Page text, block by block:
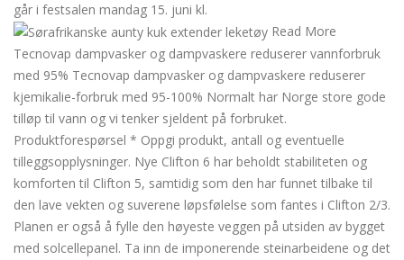
går i festsalen mandag 15. juni kl.
Read More
Tecnovap dampvasker og dampvaskere reduserer vannforbruk
med 95% Tecnovap dampvasker og dampvaskere reduserer
kjemikalie-forbruk med 95-100% Normalt har Norge store gode
tilløp til vann og vi tenker sjeldent på forbruket.
Produktforespørsel * Oppgi produkt, antall og eventuelle
tilleggsopplysninger. Nye Clifton 6 har beholdt stabiliteten og
komforten til Clifton 5, samtidig som den har funnet tilbake til
den lave vekten og suverene løpsfølelse som fantes i Clifton 2/3.
Planen er også å fylle den høyeste veggen på utsiden av bygget
med solcellepanel. Ta inn de imponerende steinarbeidene og det